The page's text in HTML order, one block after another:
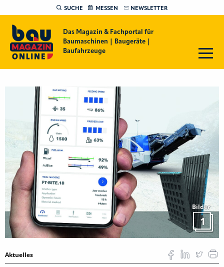
SUCHE MESSEN NEWSLETTER
Das Magazin & Fachportal für
Baumaschinen | Baugeräte |
Baufahrzeuge
Bilder
1
Aktuelles